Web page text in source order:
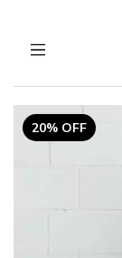
20% OFF